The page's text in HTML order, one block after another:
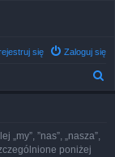
Zaloguj się
się
”nas”, „nasza”,
poniżej